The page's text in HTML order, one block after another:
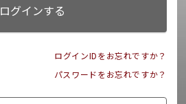
ログインする
ログインIDをお忘れですか？
パスワードをお忘れですか？